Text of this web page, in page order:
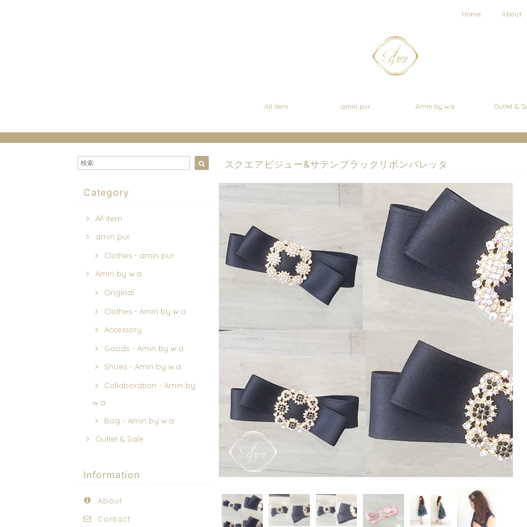
Home About
All item amin pur Amin by w.a Outlet &
Category
All item
amin pur
Clothes - amin pur
Amin by w.a
Original
Clothes - Amin by w.a
Accessory
Goods - Amin by w.a
Shoes - Amin by w.a
Collaboration - Amin by
w.a
Bag - Amin by w.a
Outlet & Sale
Information
About
Contact
スクエアビジュー&サテンブラックリボンバレッタ